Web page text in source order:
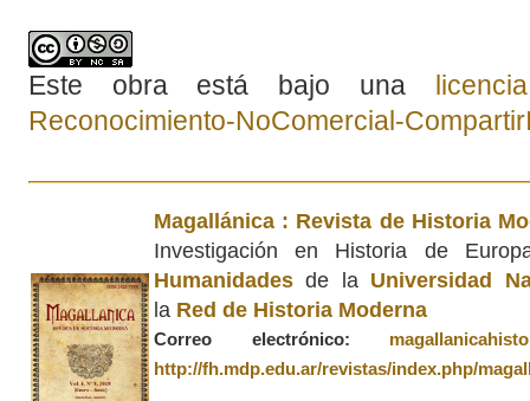
Este obra está bajo una
Reconocimiento-NoComercial-
Magallánica : Revista de Historia
Investigación en Historia de
Humanidadesde la Universidad
la Red de Historia Moderna
Correo electrónico:
http://fh.mdp.edu.ar/revistas/index.php/